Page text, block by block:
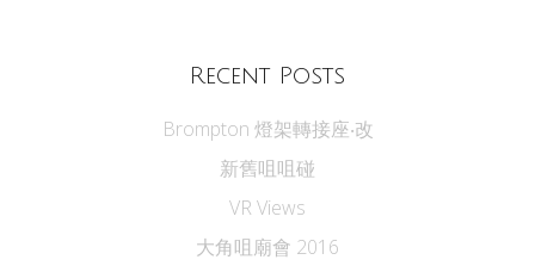
Recent Posts
Brompton 燈架轉接座‧改
新舊咀咀碰
VR Views
大角咀廟會 2016